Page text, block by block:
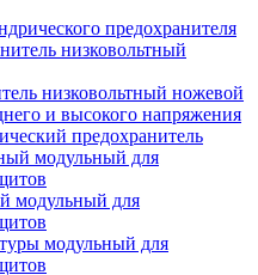
предохранителя
низковольтный ножевой
и высокого напряжения
предохранитель
модульный для